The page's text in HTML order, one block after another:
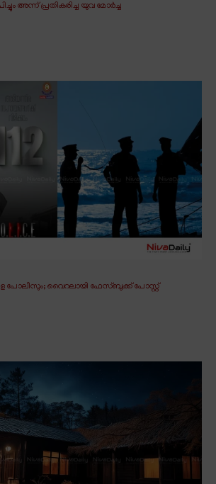
അന്ന് പ്രതികരിച്ച യുവ മോർച്ച
പോലീസും; വൈറലായി ഫേസ്ബുക്ക് പോസ്റ്റ്